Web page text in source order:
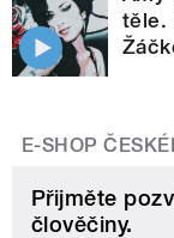
těle.
E-SHOP
Přijměte
člověčiny.